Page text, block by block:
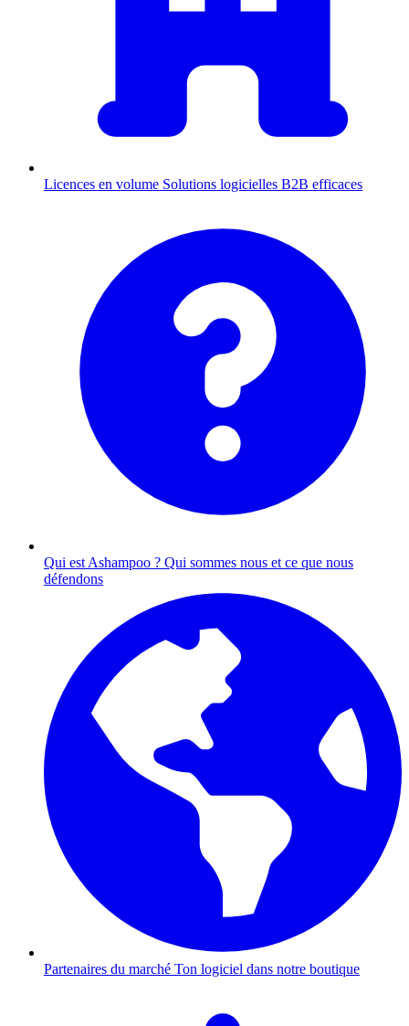
Licences en volume Solutions logicielles B2B efficaces
Qui est Ashampoo ? Qui sommes nous et ce que nous
défendons
Partenaires du marché Ton logiciel dans notre boutique